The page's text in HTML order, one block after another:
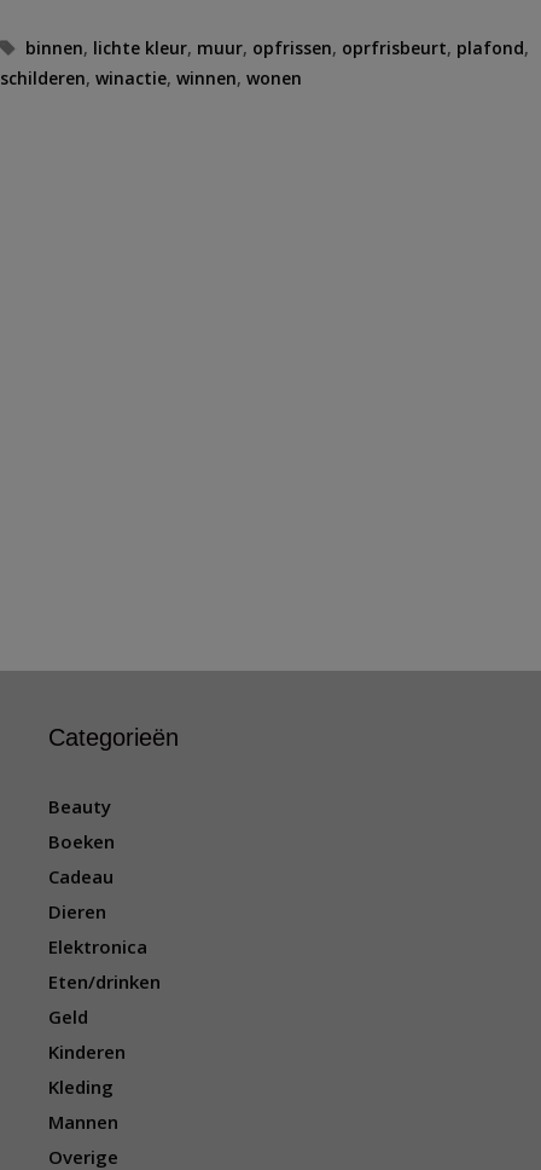
Tags
binnen, lichte kleur, muur, opfrissen, oprfrisbeurt, plafond,
schilderen, winactie, winnen, wonen
Categorieën
Beauty
Boeken
Cadeau
Dieren
Elektronica
Eten/drinken
Geld
Kinderen
Kleding
Mannen
Overige